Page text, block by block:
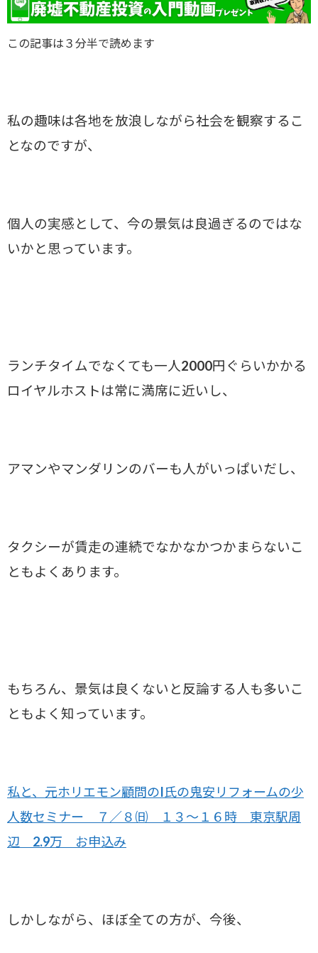
この記事は３分半で読めます
私の趣味は各地を放浪しながら社会を観察するこ
となのですが、
個人の実感として、今の景気は良過ぎるのではな
いかと思っています。
ランチタイムでなくても一人2000円ぐらいかかる
ロイヤルホストは常に満席に近いし、
アマンやマンダリンのバーも人がいっぱいだし、
タクシーが賃走の連続でなかなかつかまらないこ
ともよくあります。
もちろん、景気は良くないと反論する人も多いこ
ともよく知っています。
私と、元ホリエモン顧問のI氏の鬼安リフォームの少
人数セミナー ７／８㈰ １３～１６時 東京駅周
辺 2.9万 お申込み
しかしながら、ほぼ全ての方が、今後、